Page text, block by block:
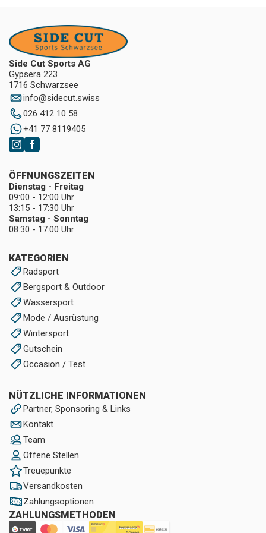
Side Cut Sports AG
Gypsera 223
1716 Schwarzsee
info@sidecut.swiss
026 412 10 58
+41 77 8119405
KATEGORIEN
Radsport
Bergsport & Outdoor
Wassersport
Mode / Ausrüstung
Wintersport
Gutschein
Occasion / Test
NÜTZLICHE INFORMATIONEN
Partner, Sponsoring & Links
Kontakt
Team
Offene Stellen
Treuepunkte
Versandkosten
Zahlungsoptionen
ZAHLUNGSMETHODEN
ÖFFNUNGSZEITEN
Dienstag - Freitag
09:00 - 12:00 Uhr
13:15 - 17:30 Uhr
Samstag - Sonntag
08:30 - 17:00 Uhr